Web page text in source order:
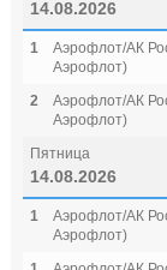
14.08.2026
1
Аэрофлот/АК
Аэрофлот)
2
Аэрофлот/АК
Аэрофлот)
Пятница
14.08.2026
1
Аэрофлот/АК
Аэрофлот)